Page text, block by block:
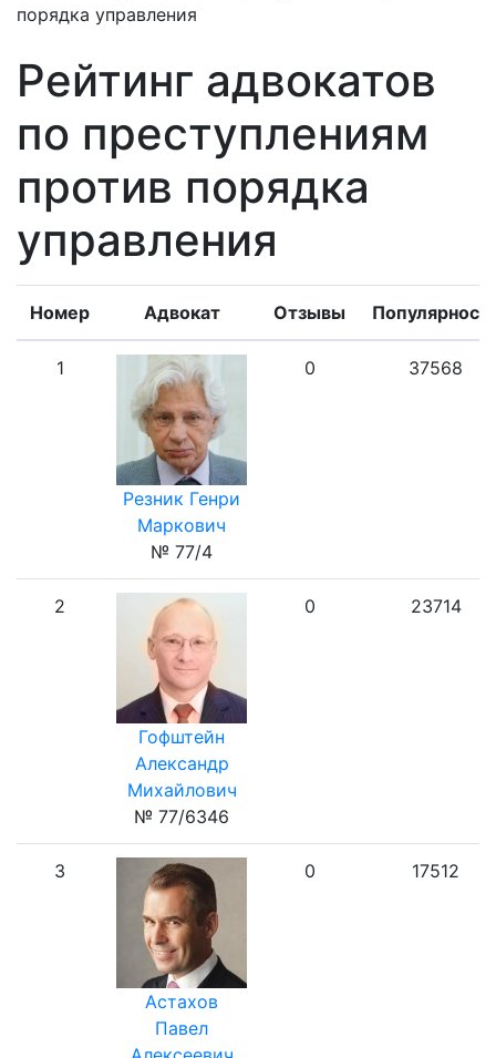
порядка управления
Рейтинг адвокатов
по преступлениям
против порядка
управления
Номер Адвокат Отзывы
1
Резник Генри
Маркович
№ 77/4
0 37568
2
Гофштейн
Александр
Михайлович
№ 77/6346
0 23714
3
Астахов
Павел
0 17512